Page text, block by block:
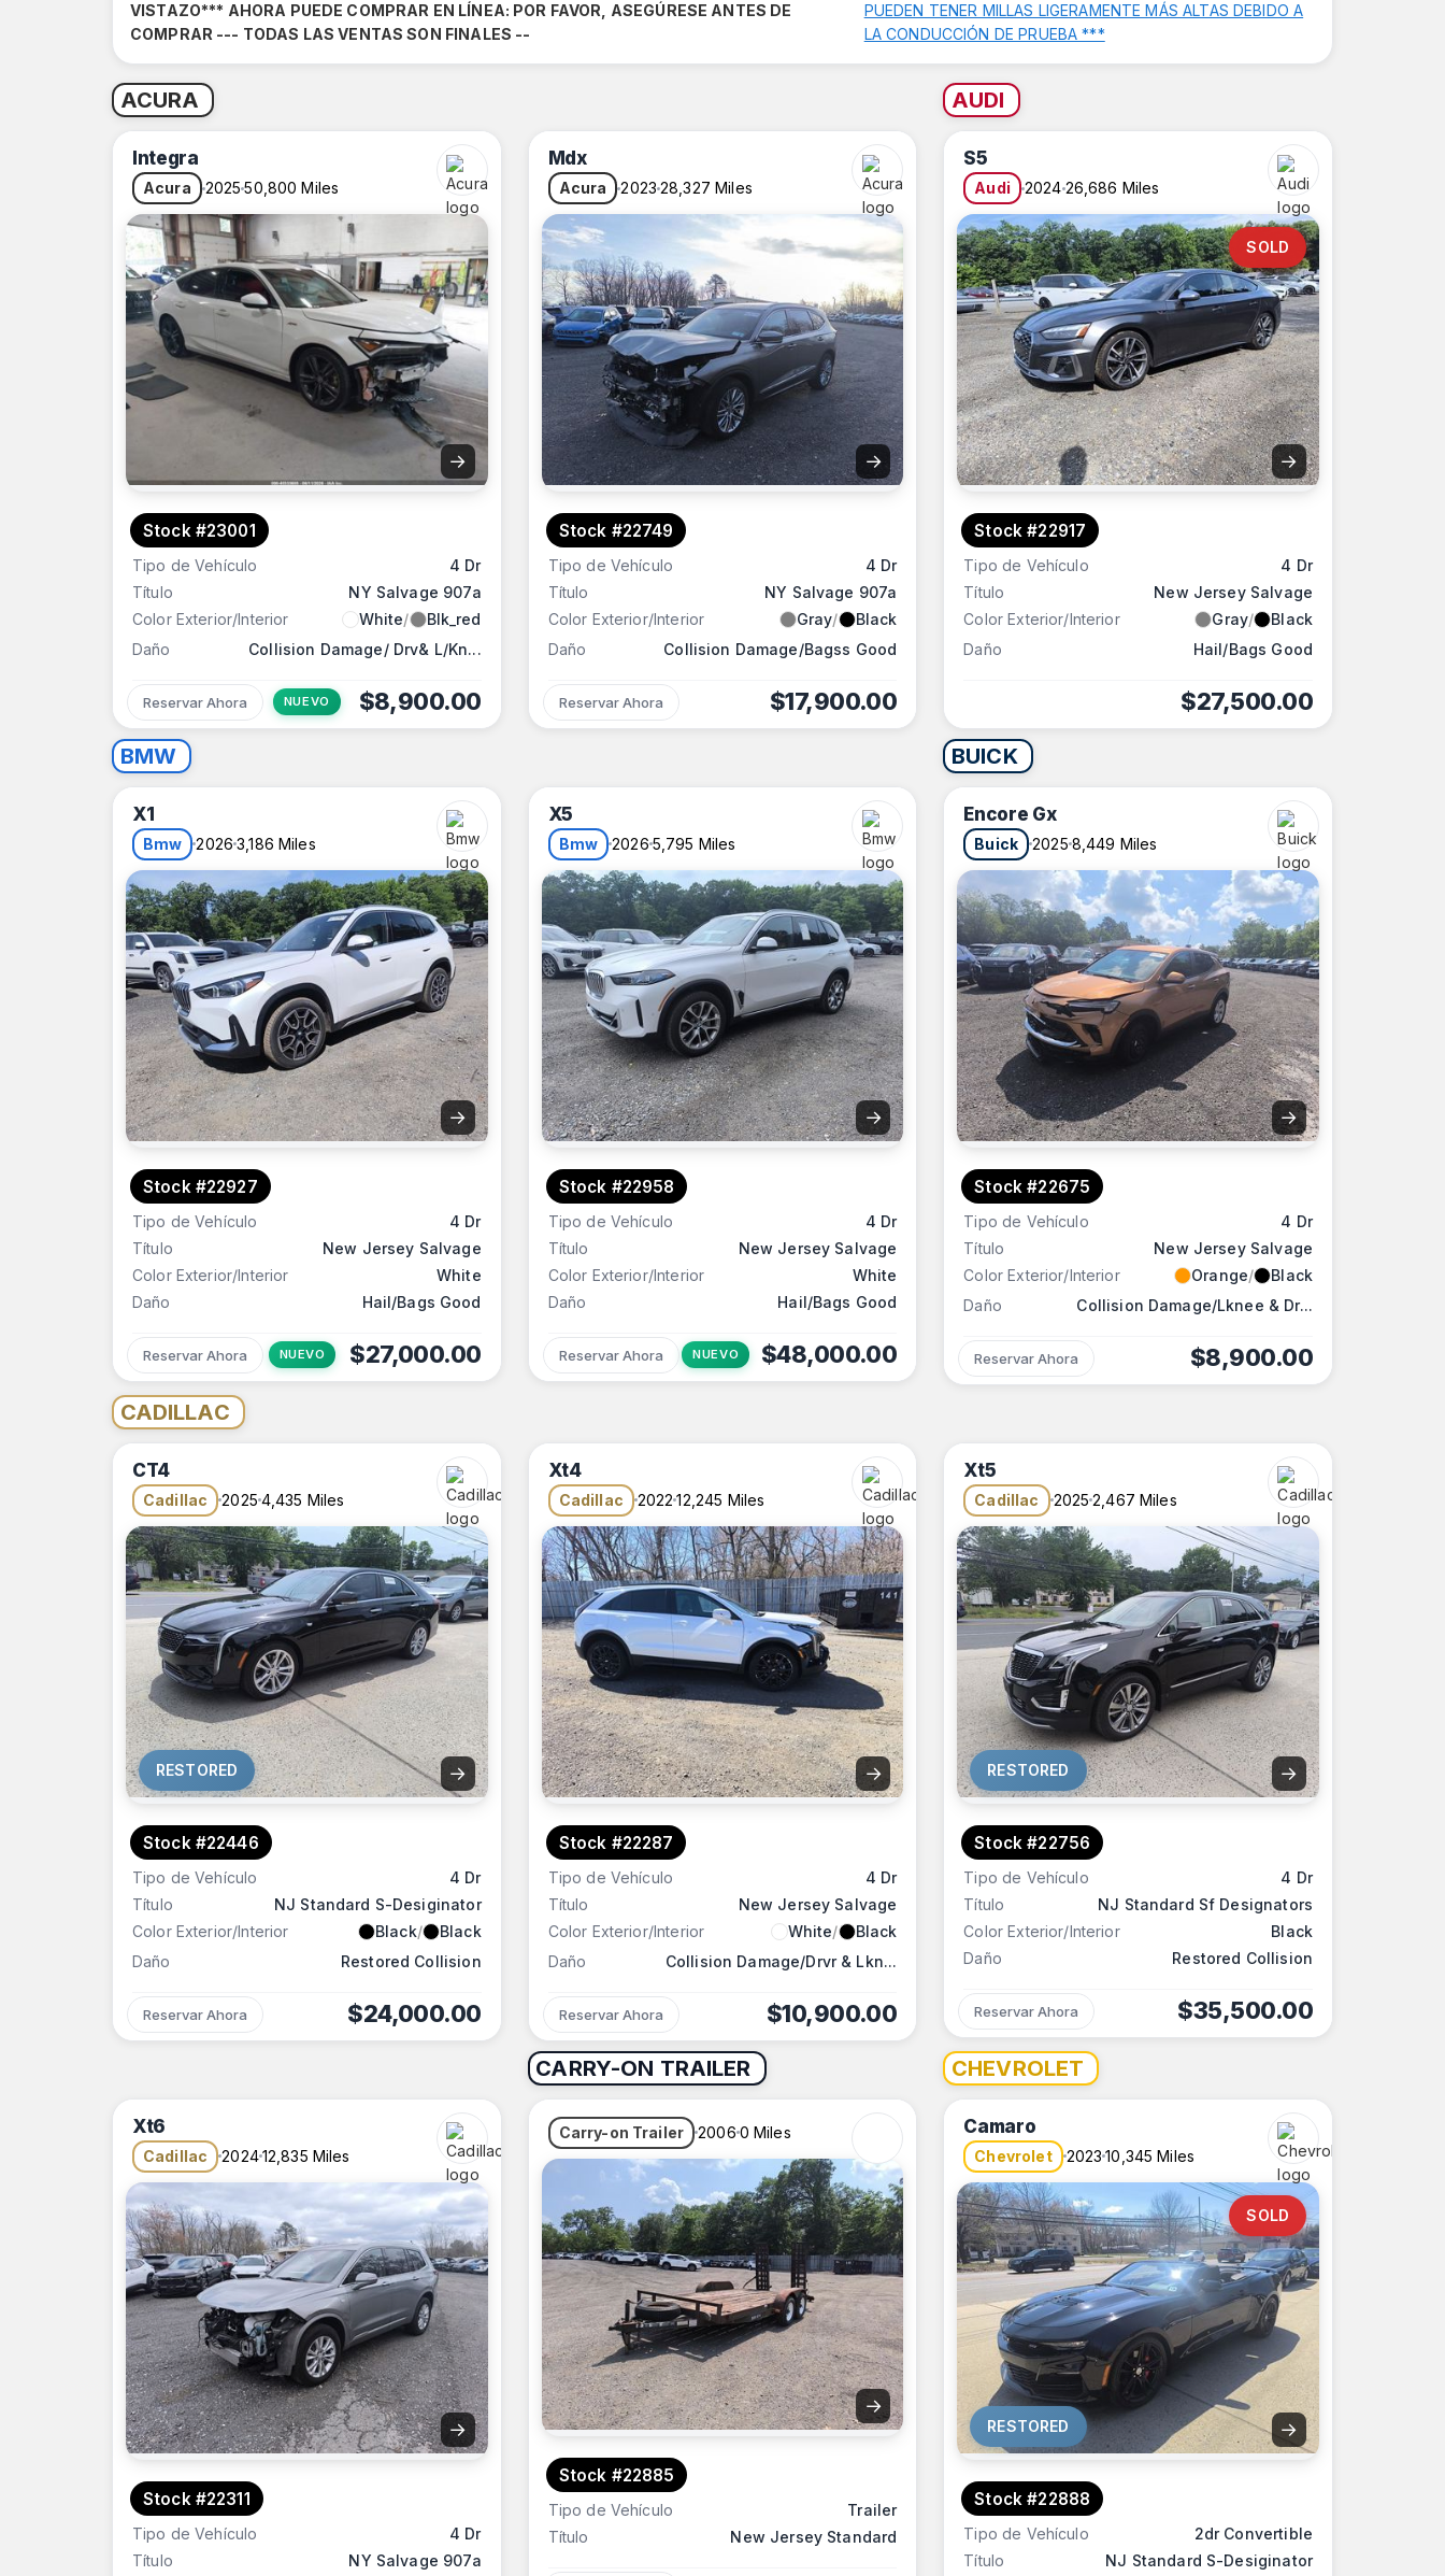
VISTAZO*** AHORA PUEDE COMPRAR EN LÍNEA: POR FAVOR, ASEGÚRESE ANTES DE
COMPRAR --- TODAS LAS VENTAS SON FINALES --
PUEDEN TENER MILLAS LIGERAMENTE MÁS ALTAS DEBIDO A
LA CONDUCCIÓN DE PRUEBA ***
ACURA
Integra
Acura 202550,800 Miles
→
Stock #23001
Tipo de Vehículo
4 Dr
Título
NY Salvage 907a
Color Exterior/Interior
White/
Blk_red
Daño
Collision Damage/ Drv& L/Kn...
Reservar Ahora NUEVO $8,900.00
Mdx
Acura 202328,327 Miles
REDUCED!
→
Stock #22749
Tipo de Vehículo
4 Dr
Título
NY Salvage 907a
Color Exterior/Interior
Gray/
Black
Daño
Collision Damage/Bagss Good
Reservar Ahora $17,900.00
AUDI
S5
Audi 2024 26,686 Miles
SOLD
→
Stock #22917
Tipo de Vehículo
4 Dr
Título
New Jersey Salvage
Color Exterior/Interior
Gray/
Black
Daño
Hail/Bags Good
$27,500.00
BMW
X1
Bmw 20263,186 Miles
→
Stock #22927
Tipo de Vehículo
4 Dr
Título
New Jersey Salvage
Color Exterior/Interior
White
Daño
Hail/Bags Good
Reservar Ahora NUEVO $27,000.00
X5
Bmw 2026 5,795 Miles
→
Stock #22958
Tipo de Vehículo
4 Dr
Título
New Jersey Salvage
Color Exterior/Interior
White
Daño
Hail/Bags Good
Reservar Ahora NUEVO $48,000.00
BUICK
Encore Gx
Buick 2025 8,449 Miles
→
Stock #22675
Tipo de Vehículo
4 Dr
Título
New Jersey Salvage
Color Exterior/Interior
Orange/
Black
Daño
Collision Damage/Lknee & Dr...
Reservar Ahora $8,900.00
CADILLAC
CT4
Cadillac 2025 4,435 Miles
RESTORED →
Stock #22446
Tipo de Vehículo
4 Dr
Título
NJ Standard S-Desiginator
Color Exterior/Interior
Black/
Black
Daño
Restored Collision
Reservar Ahora $24,000.00
Xt4
Cadillac 202212,245 Miles
→
Stock #22287
Tipo de Vehículo
4 Dr
Título
New Jersey Salvage
Color Exterior/Interior
White/
Black
Daño
Collision Damage/Drvr & Lkn...
Reservar Ahora $10,900.00
Xt5
Cadillac 20252,467 Miles
RESTORED →
Stock #22756
Tipo de Vehículo
4 Dr
Título
NJ Standard Sf Designators
Color Exterior/Interior
Black
Daño
Restored Collision
Reservar Ahora $35,500.00
Xt6
Cadillac 202412,835 Miles
→
Stock #22311
Tipo de Vehículo
4 Dr
Título
NY Salvage 907a
CARRY-ON TRAILER
Carry-on Trailer 2006 0 Miles
→
Stock #22885
Tipo de Vehículo
Trailer
Título
New Jersey Standard
CHEVROLET
Camaro
Chevrolet 202310,345 Miles
SOLD
RESTORED →
Stock #22888
Tipo de Vehículo
2dr Convertible
Título
NJ Standard S-Desiginator